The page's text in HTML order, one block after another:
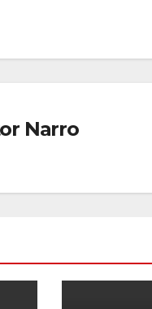
Narro